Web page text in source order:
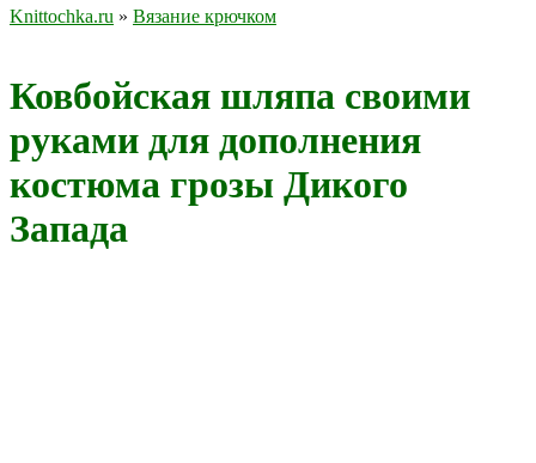
Knittochka.ru » Вязание крючком
Ковбойская шляпа своими
руками для дополнения
костюма грозы Дикого
Запада